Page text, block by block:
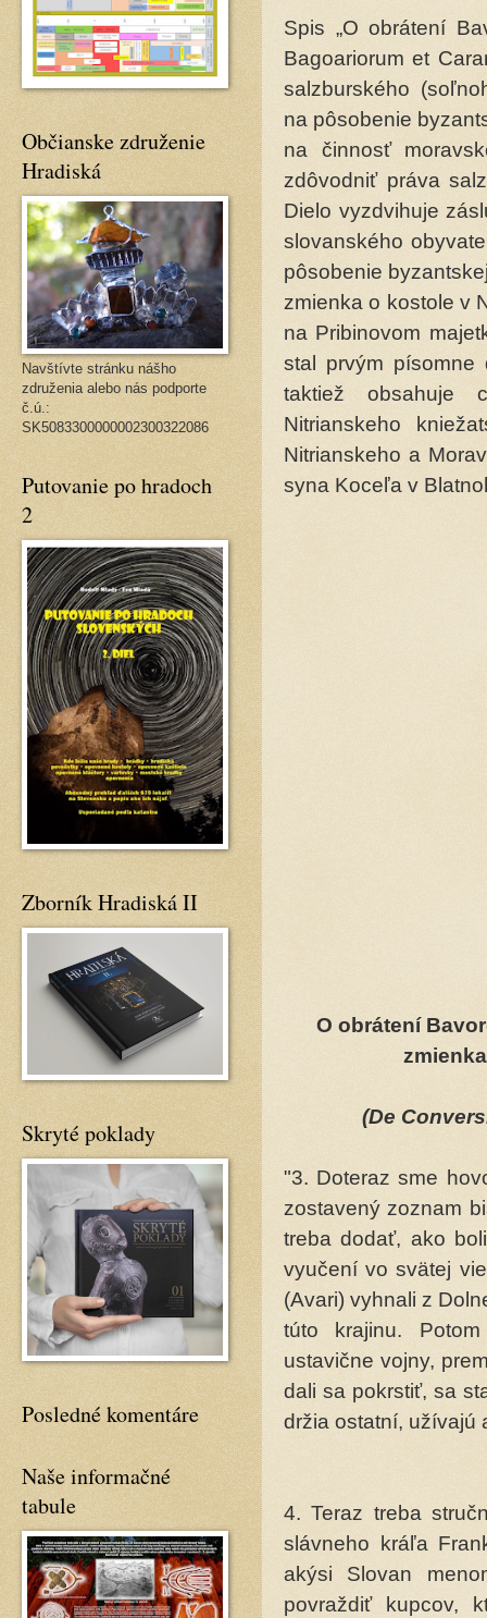
Spis „O obrátení
Bagoariorum et
salzburského
na pôsobenie
na činnosť
zdôvodniť práva
Dielo vyzdvihuje
slovanského
pôsobenie
zmienka o kostole v
na Pribinovom
stal prvým písomne
taktiež obsahuje
Nitrianskeho
Nitrianskeho a
syna Koceľa v
O obrátení
(De
"3. Doteraz sme
zostavený zoznam
treba dodať, ako
vyučení vo svätej
(Avari) vyhnali z
túto krajinu.
ustavične vojny,
dali sa pokrstiť, sa
držia ostatní, uží­vajú
4. Teraz treba
slávneho krá­ľa
akýsi Slovan
povraždiť kupcov,
Občianske združenie
Hradiská
Navštívte stránku nášho
združenia alebo nás podporte
č.ú.:
SK5083300000002300322086
Putovanie po hradoch
2
Zborník Hradiská II
Skryté poklady
Posledné komentáre
Naše informačné
tabule